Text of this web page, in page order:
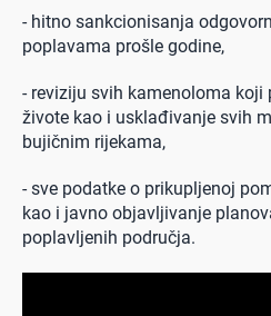
- hitno sankcionisanja
poplavama prošle godine,
- reviziju svih kamenoloma
živote kao i usklađivanje svih
bujičnim rijekama,
- sve podatke o prikupljenoj
kao i javno objavljivanje
poplavljenih područja.